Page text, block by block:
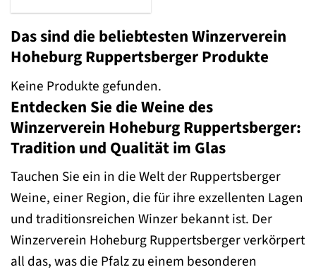
Das sind die beliebtesten Winzerverein
Hoheburg Ruppertsberger Produkte
Keine Produkte gefunden.
Entdecken Sie die Weine des
Winzerverein Hoheburg Ruppertsberger:
Tradition und Qualität im Glas
Tauchen Sie ein in die Welt der Ruppertsberger
Weine, einer Region, die für ihre exzellenten Lagen
und traditionsreichen Winzer bekannt ist. Der
Winzerverein Hoheburg Ruppertsberger verkörpert
all das, was die Pfalz zu einem besonderen